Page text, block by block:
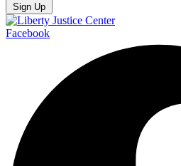
Sign Up
Facebook